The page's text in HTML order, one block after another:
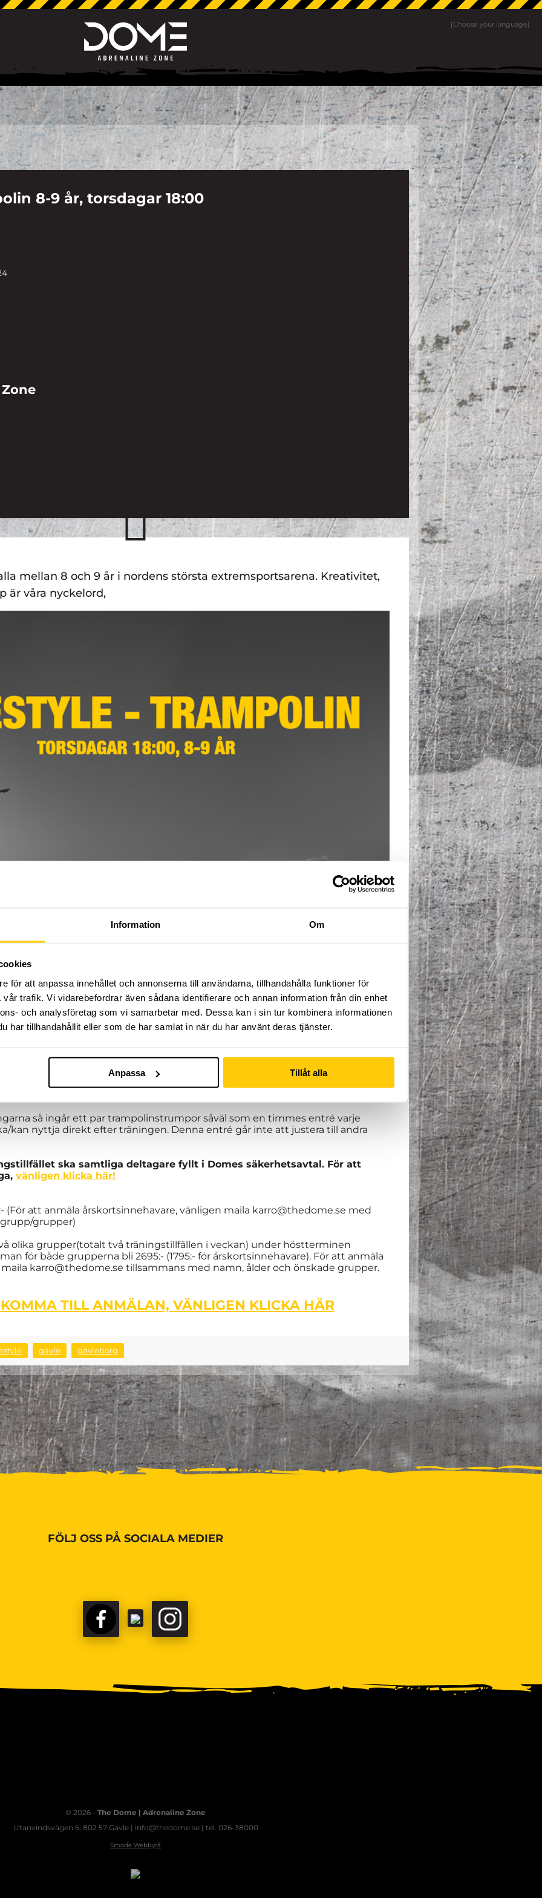
Information Om
för att anpassa innehållet och annonserna till användarna, tillhandahålla funktioner för
trafik. Vi vidarebefordrar även sådana identifierare och annan information från din enhet
och analysföretag som vi samarbetar med. Dessa kan i sin tur kombinera informationen
har tillhandahållit eller som de har samlat in när du har använt deras tjänster.
Anpassa Tillåt alla
[Choose your language]
8-9 år, torsdagar 18:00
mellan 8 och 9 år i nordens största extremsportsarena. Kreativitet,
är våra nyckelord,
TILL ANMÄLAN, VÄNLIGEN KLICKA HÄR
kallad G-tramping) är en egen sub-sport med sitt ursprung i traditionell
istället lägger ett större fokus på kreativitet, testa gränserna och
Freestyle trampolinare, G-trampers och traditionella trampolinhoppare är mer
oss på Dome.
torsdagen 19:e december.
grupper fungerar som riktlinje. Inte något man måste följa till punkt och
så ingår ett par trampolinstrumpor såväl som en timmes entré varje
kan nyttja direkt efter träningen. Denna entré går inte att justera till andra
ska samtliga deltagare fyllt i Domes säkerhetsavtal. För att
vänligen klicka här!
(För att anmäla årskortsinnehavare, vänligen maila karro@thedome.se med
grupper)
olika grupper(totalt två träningstillfällen i veckan) under höstterminen
för både grupperna bli 2695:- (1795:- för årskortsinnehavare). För att anmäla
karro@thedome.se tillsammans med namn, ålder och önskade grupper.
TILL ANMÄLAN, VÄNLIGEN KLICKA HÄR
gävle gävleborg
FÖLJ OSS PÅ SOCIALA MEDIER
FACEBOOKTIKTOK
© 2026 - The Dome | Adrenaline Zone
Utanvindsvägen 5, 802 57 Gävle | info@thedome.se | tel. 026-38000
Smode Webbyrå